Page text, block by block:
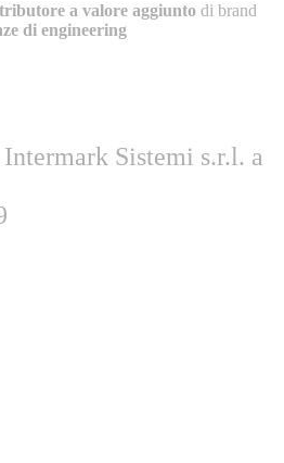
a valore aggiunto di brand
di engineering
Sistemi s.r.l. a